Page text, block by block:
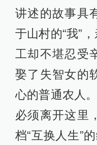
讲述的故事具
于山村的“我”
工却不堪忍受
娶了失智女的
心的普通农人
必须离开这里
档“互换人生”